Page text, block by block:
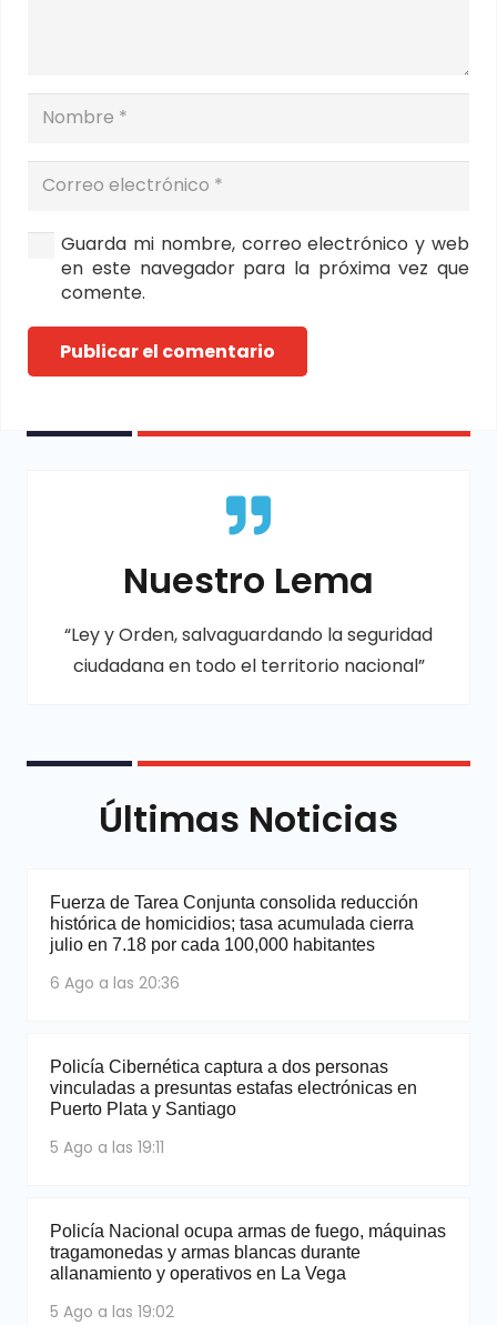
Guarda mi nombre, correo electrónico y web
en este navegador para la próxima vez que
comente.
Publicar el comentario
Nuestro Lema
“Ley y Orden, salvaguardando la seguridad
ciudadana en todo el territorio nacional”
Últimas Noticias
Fuerza de Tarea Conjunta consolida reducción
histórica de homicidios; tasa acumulada cierra
julio en 7.18 por cada 100,000 habitantes
6 Ago a las 20:36
Policía Cibernética captura a dos personas
vinculadas a presuntas estafas electrónicas en
Puerto Plata y Santiago
5 Ago a las 19:11
Policía Nacional ocupa armas de fuego, máquinas
tragamonedas y armas blancas durante
allanamiento y operativos en La Vega
5 Ago a las 19:02